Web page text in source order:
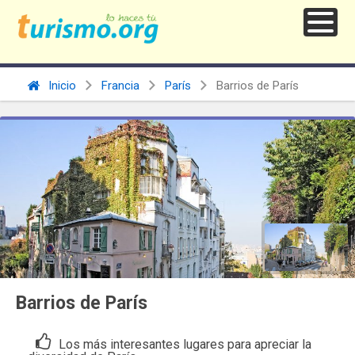
Inicio Francia París Barrios de París
Barrios de París
Los más interesantes lugares para apreciar la